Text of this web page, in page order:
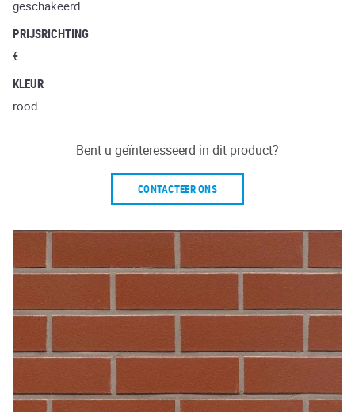
geschakeerd
PRIJSRICHTING
€
KLEUR
rood
Bent u geïnteresseerd in dit product?
CONTACTEER ONS